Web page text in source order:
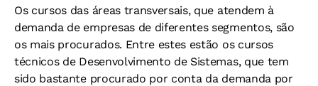
Os cursos das áreas transversais, que atendem à
demanda de empresas de diferentes segmentos, são
os mais procurados. Entre estes estão os cursos
técnicos de Desenvolvimento de Sistemas, que tem
sido bastante procurado por conta da demanda por